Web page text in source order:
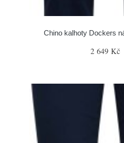
Chino kalhoty Dockers
2 649 Kč